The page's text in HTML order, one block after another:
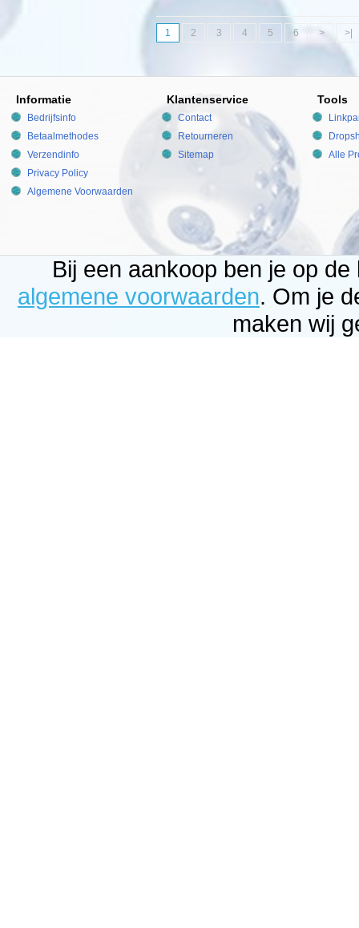
1 2 3 4 5 6 > >|
Informatie
Bedrijfsinfo
Betaalmethodes
Verzendinfo
Privacy Policy
Algemene Voorwaarden
Klantenservice
Contact
Retourneren
Sitemap
Tools
Alle
Bij een aankoop ben je op
algemene voorwaarden. Om je
maken wij